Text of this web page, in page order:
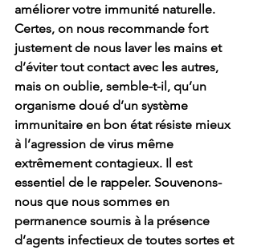
améliorer votre immunité naturelle.
Certes, on nous recommande fort
justement de nous laver les mains et
d’éviter tout contact avec les autres,
mais on oublie, semble-t-il, qu’un
organisme doué d’un système
immunitaire en bon état résiste mieux
à l’agression de virus même
extrêmement contagieux. Il est
essentiel de le rappeler. Souvenons-
nous que nous sommes en
permanence soumis à la présence
d’agents infectieux de toutes sortes et